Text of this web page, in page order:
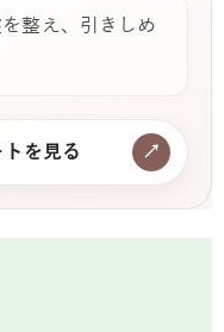
整え、引きしめ
を見る ↗